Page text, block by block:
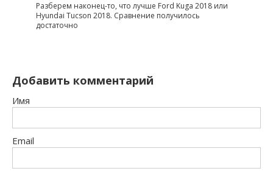
Разберем наконец-то, что лучше Ford Kuga 2018 или
Hyundai Tucson 2018. Сравнение получилось
достаточно
Добавить комментарий
Имя
Email